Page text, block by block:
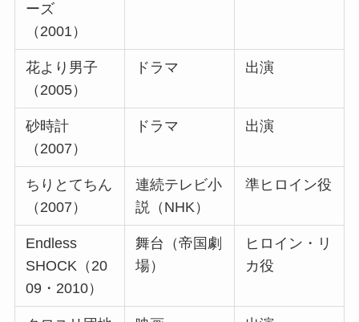
ーズ
（2001）
花より男子
（2005）
ドラマ 出演
砂時計
（2007）
ドラマ 出演
ちりとてちん
（2007）
連続テレビ小
説（NHK）
準ヒロイン役
Endless
SHOCK（20
09・2010）
舞台（帝国劇
場）
ヒロイン・リ
カ役